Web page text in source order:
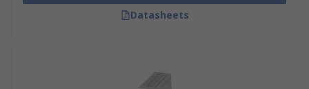
สำคัญที่เรียกว่า "การค้นหาเส้นทาง" (Routing) ซึ่ง
เป็นกระบวนการตัดสินใจเลือกเส้นทางที่เหมาะสมที่สุด
Datasheets